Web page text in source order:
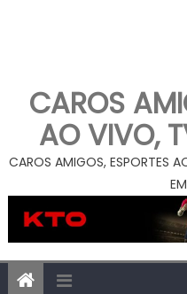
CAROS
AO VIVO,
CAROS AMIGOS, ESPORTES